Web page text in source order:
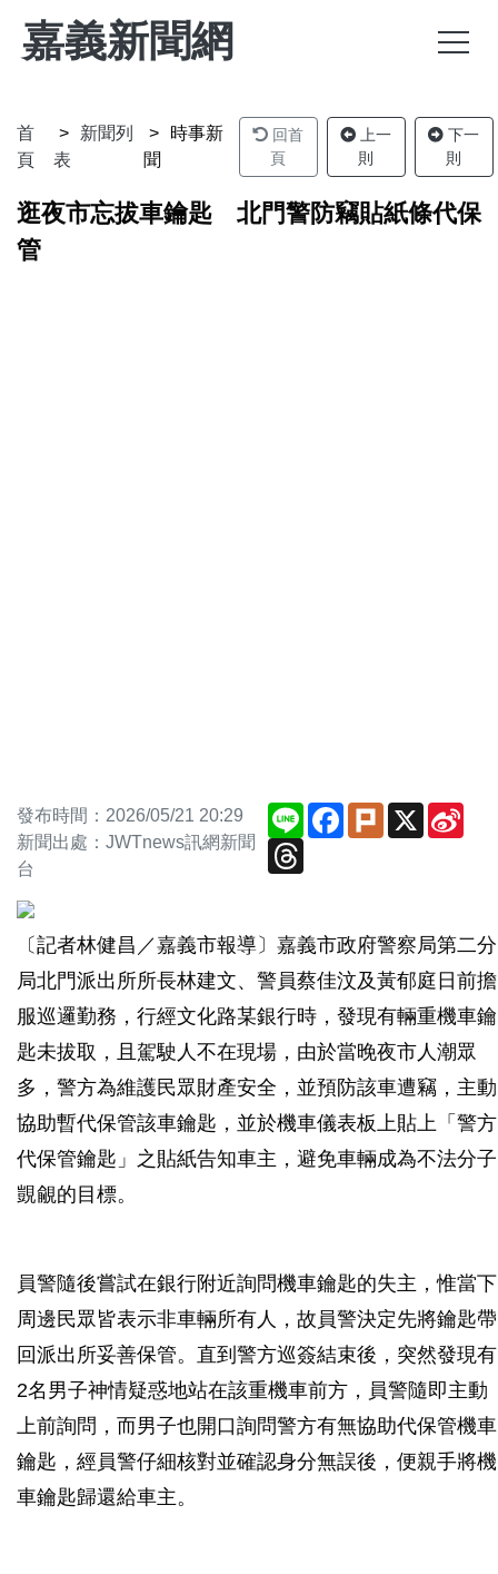
嘉義新聞網
首
頁
新聞列
表
時事新
聞
回首
頁
上一
則
下一
則
逛夜市忘拔車鑰匙 北門警防竊貼紙條代保
管
發布時間：2026/05/21 20:29
新聞出處：JWTnews訊網新聞
台
Line Facebook
PlurkX
Threads
〔記者林健昌／嘉義市報導〕嘉義市政府警察局第二分
局北門派出所所長林建文、警員蔡佳汶及黃郁庭日前擔
服巡邏勤務，行經文化路某銀行時，發現有輛重機車鑰
匙未拔取，且駕駛人不在現場，由於當晚夜市人潮眾
多，警方為維護民眾財產安全，並預防該車遭竊，主動
協助暫代保管該車鑰匙，並於機車儀表板上貼上「警方
代保管鑰匙」之貼紙告知車主，避免車輛成為不法分子
覬覦的目標。
員警隨後嘗試在銀行附近詢問機車鑰匙的失主，惟當下
周邊民眾皆表示非車輛所有人，故員警決定先將鑰匙帶
回派出所妥善保管。直到警方巡簽結束後，突然發現有
2名男子神情疑惑地站在該重機車前方，員警隨即主動
上前詢問，而男子也開口詢問警方有無協助代保管機車
鑰匙，經員警仔細核對並確認身分無誤後，便親手將機
車鑰匙歸還給車主。